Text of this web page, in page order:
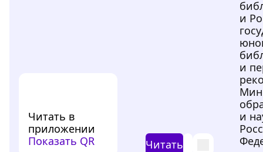
Читать в
приложении
Показать QR
Читать
и
и
и